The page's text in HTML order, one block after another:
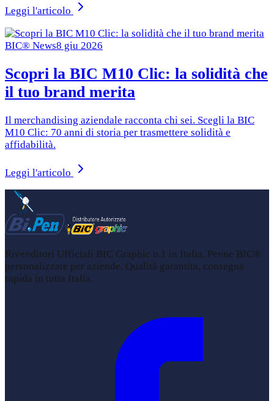
Leggi l'articolo
BIC® News8 giu 2026
Scopri la BIC M10 Clic: la solidità che
il tuo brand merita
Il merchandising aziendale racconta chi sei. Scegli la BIC
M10 Clic: 70 anni di storia per trasmettere solidità e
affidabilità.
Leggi l'articolo
Rivenditori Ufficiali BIC Graphic n.1 in Italia. Penne BIC®
personalizzate per aziende. Qualità garantita, consegna
rapida in tutta Italia.